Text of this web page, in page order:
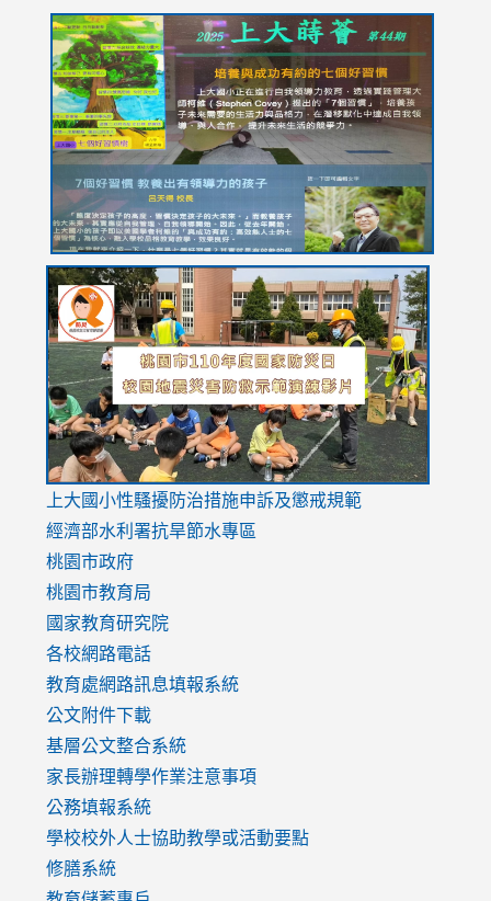
link
to
https://drive.google.com/file/d/1I-
YfDQppRvyMk686kIw6SBbssEIZ6WnT/view?
usp=sharing
link
to
https://sites.google.com/stes.tyc.edu.tw/
link
to
https://drive.google.com/file/d/
usp=sharing
link
to
https://www.youtube.com/watch?
v=mfpNykQ0g4M
上大國小性騷擾防治措施申訴及懲戒規範
經濟部水利署抗旱節水專區
桃園市政府
桃園市教育局
國家教育研究院
各校網路電話
教育處網路訊息填報系統
公文附件下載
基層公文整合系統
家長辦理轉學作業注意事項
公務填報系統
學校校外人士協助教學或活動要點
修膳系統